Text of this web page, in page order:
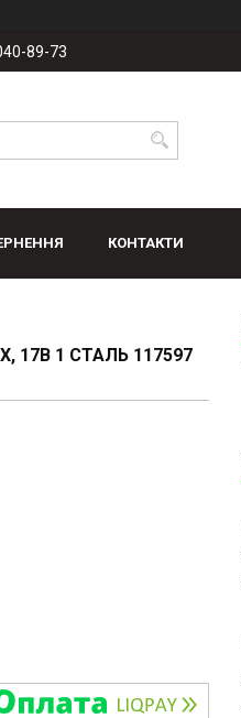
89-73
КОНТАКТИ
17В 1 СТАЛЬ 117597